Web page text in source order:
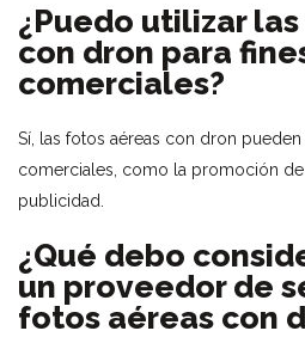
¿Puedo utilizar
con dron para
comerciales?
Sí, las fotos aéreas con dron
comerciales, como la promoción
publicidad.
¿Qué debo
un proveedor de
fotos aéreas con